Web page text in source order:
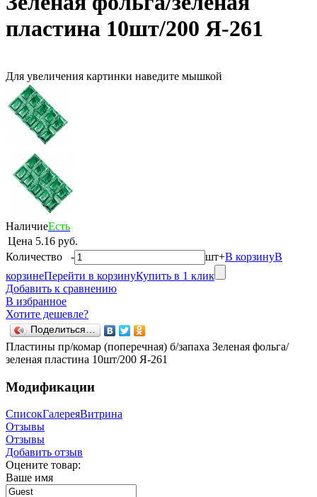
пластина 10шт/200 Я-261
Для увеличения картинки наведите мышкой
НаличиеЕсть
Цена 5.16 руб.
Количество - шт+В корзинуВ
корзинеПерейти в корзинуКупить в 1 клик
Добавить к сравнению
В избранное
Хотите дешевле?
Поделиться…
Пластины пр/комар (поперечная) б/запаха Зеленая фольга/
зеленая пластина 10шт/200 Я-261
Модификации
СписокГалереяВитрина
Отзывы
Отзывы
Добавить отзыв
Оцените товар:
Ваше имя